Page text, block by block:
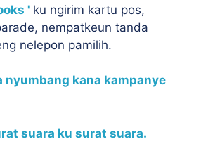
' ku ngirim kartu pos,
nempatkeun tanda
nelepon pamilih.
nyumbang kana kampanye
suara ku surat suara.